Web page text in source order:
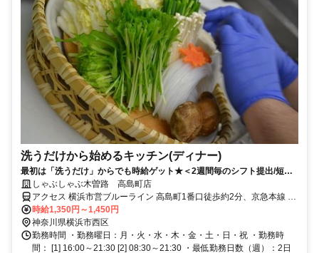
洗うだけから始めるキッチン(ディナー)
最初は「洗うだけ」からでも時給ゲット★＜2週間毎のシフト提出/短時
間3h～/週2日～＞
しゃぶしゃぶ木曽路 高島町店
アクセス 横浜市営ブルーライン 高島町1番口徒歩約2分、京急本線 戸
部徒歩約9分、横浜高速鉄道みなとみらい線 新高島2番口(大通り高島
口)徒歩約12分 戸部駅～徒歩8分
時給1,350円～1,450円
神奈川県横浜市西区
勤務時間 ・勤務曜日：月・火・水・木・金・土・日・祝 ・勤務時
間： [1] 16:00～21:30 [2] 08:30～21:30 ・最低勤務日数（週）：2日